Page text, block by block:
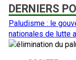
DERNIERS
Paludisme : le
nationales de lutte